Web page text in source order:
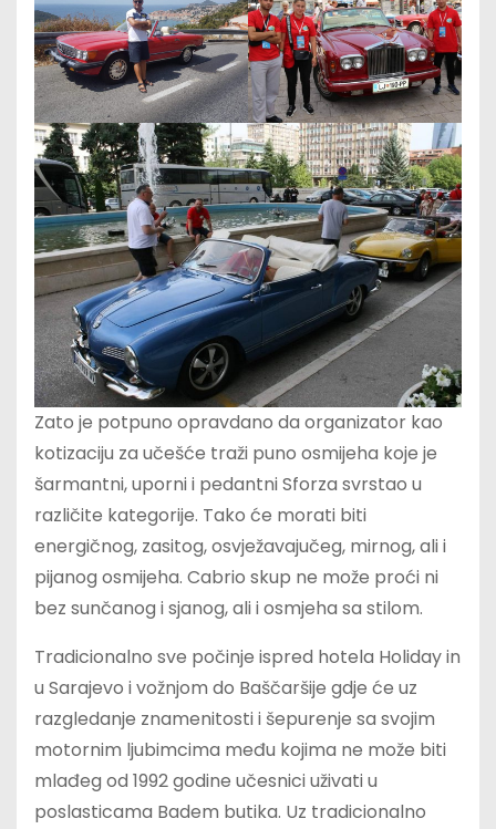
Zato je potpuno opravdano da organizator kao
kotizaciju za učešće traži puno osmijeha koje je
šarmantni, uporni i pedantni Sforza svrstao u
različite kategorije. Tako će morati biti
energičnog, zasitog, osvježavajučeg, mirnog, ali i
pijanog osmijeha. Cabrio skup ne može proći ni
bez sunčanog i sjanog, ali i osmjeha sa stilom.
Tradicionalno sve počinje ispred hotela Holiday in
u Sarajevo i vožnjom do Baščaršije gdje će uz
razgledanje znamenitosti i šepurenje sa svojim
motornim ljubimcima među kojima ne može biti
mlađeg od 1992 godine učesnici uživati u
poslasticama Badem butika. Uz tradicionalno